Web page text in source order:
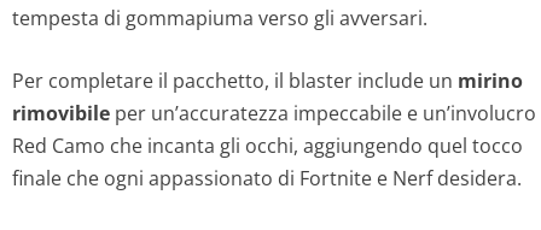
tempesta di gommapiuma verso gli avversari.
Per completare il pacchetto, il blaster include un mirino
rimovibile per un’accuratezza impeccabile e un’involucro
Red Camo che incanta gli occhi, aggiungendo quel tocco
finale che ogni appassionato di Fortnite e Nerf desidera.